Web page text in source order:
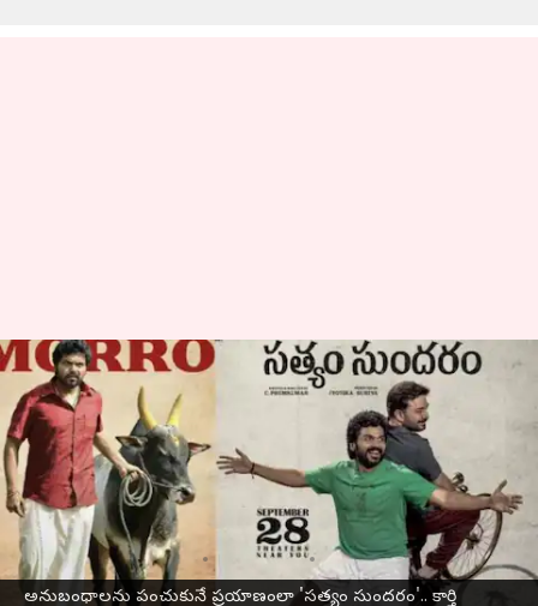
అనుబంధాలను పంచుకునే ప్రయాణంలా 'సత్యం సుందరం'.. కార్తి
Satyam Sundaram Movie
Review: అనుబంధాలను పంచుకునే
ప్రయాణంలా 'సత్యం సుందరం'.. కార్తి
అరవిందస్వామి ఎలా
నటించారంటే?
వ్రాసిన వారు Jayachandra Akuri Sep 28, 2024 09:07 am